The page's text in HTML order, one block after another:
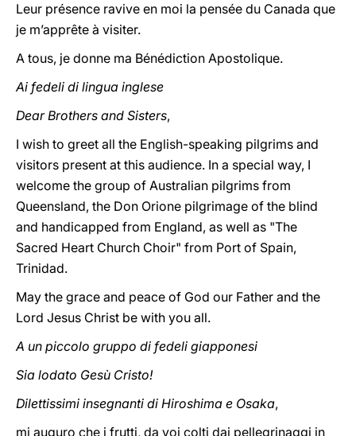
Leur présence ravive en moi la pensée du Canada que
je m’apprête à visiter.
A tous, je donne ma Bénédiction Apostolique.
Ai fedeli di lingua inglese
Dear Brothers and Sisters,
I wish to greet all the English-speaking pilgrims and
visitors present at this audience. In a special way, I
welcome the group of Australian pilgrims from
Queensland, the Don Orione pilgrimage of the blind
and handicapped from England, as well as "The
Sacred Heart Church Choir" from Port of Spain,
Trinidad.
May the grace and peace of God our Father and the
Lord Jesus Christ be with you all.
A un piccolo gruppo di fedeli giapponesi
Sia lodato Gesù Cristo!
Dilettissimi insegnanti di Hiroshima e Osaka,
mi auguro che i frutti, da voi colti dai pellegrinaggi in